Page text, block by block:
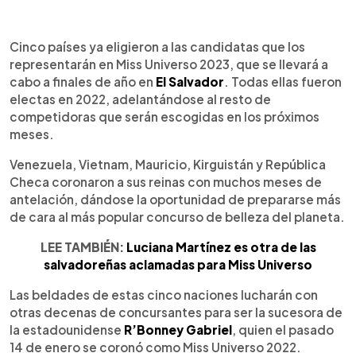
Escuchar artículo
Cinco países ya eligieron a las candidatas que los
representarán en Miss Universo 2023, que se llevará a
cabo a finales de año en El Salvador. Todas ellas fueron
electas en 2022, adelantándose al resto de
competidoras que serán escogidas en los próximos
meses.
Venezuela, Vietnam, Mauricio, Kirguistán y República
Checa coronaron a sus reinas con muchos meses de
antelación, dándose la oportunidad de prepararse más
de cara al más popular concurso de belleza del planeta.
LEE TAMBIÉN: Luciana Martínez es otra de las
salvadoreñas aclamadas para Miss Universo
Las beldades de estas cinco naciones lucharán con
otras decenas de concursantes para ser la sucesora de
la estadounidense R’Bonney Gabriel, quien el pasado
14 de enero se coronó como Miss Universo 2022.